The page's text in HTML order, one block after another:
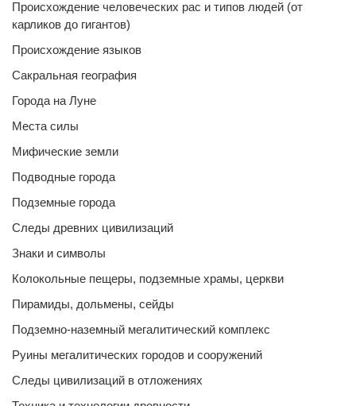
Происхождение человеческих рас и типов людей (от
карликов до гигантов)
Происхождение языков
Сакральная география
Города на Луне
Места силы
Мифические земли
Подводные города
Подземные города
Следы древних цивилизаций
Знаки и символы
Колокольные пещеры, подземные храмы, церкви
Пирамиды, дольмены, сейды
Подземно-наземный мегалитический комплекс
Руины мегалитических городов и сооружений
Следы цивилизаций в отложениях